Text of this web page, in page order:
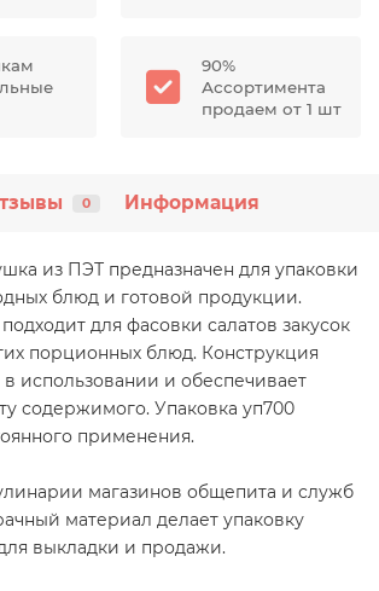
90%
Ассортимента
продаем от 1 шт
0 Информация
из ПЭТ предназначен для упаковки
блюд и готовой продукции.
подходит для фасовки салатов закусок
порционных блюд. Конструкция
использовании и обеспечивает
содержимого. Упаковка уп700
применения.
магазинов общепита и служб
материал делает упаковку
выкладки и продажи.